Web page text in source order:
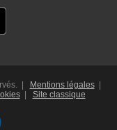
| Mentions légales|
| Site classique